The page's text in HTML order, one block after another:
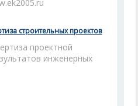
строительных проектов
проектной
инженерных